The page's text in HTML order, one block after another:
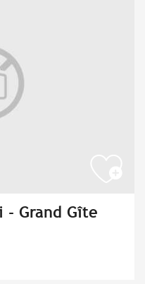
- Grand Gîte